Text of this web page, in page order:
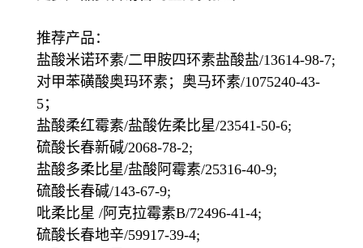
推荐产品：
盐酸米诺环素/二甲胺四环素盐酸盐/13614-98-7;
对甲苯磺酸奥玛环素；奥马环素/1075240-43-
5；
盐酸柔红霉素/盐酸佐柔比星/23541-50-6;
硫酸长春新碱/2068-78-2;
盐酸多柔比星/盐酸阿霉素/25316-40-9;
硫酸长春碱/143-67-9;
吡柔比星 /阿克拉霉素B/72496-41-4;
硫酸长春地辛/59917-39-4;